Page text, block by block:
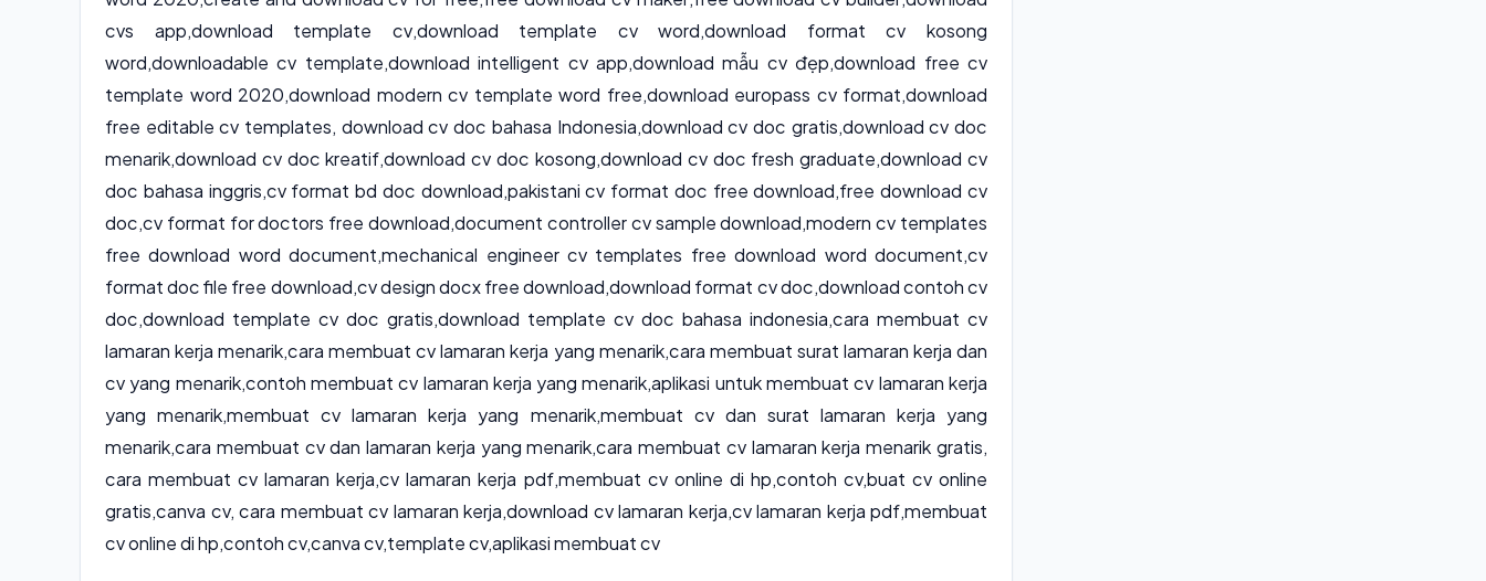
cvs app,download template cv,download template cv word,download format cv kosong
word,downloadable cv template,download intelligent cv app,download mẫu cv đẹp,download free cv
template word 2020,download modern cv template word free,download europass cv format,download
free editable cv templates, download cv doc bahasa Indonesia,download cv doc gratis,download cv doc
menarik,download cv doc kreatif,download cv doc kosong,download cv doc fresh graduate,download cv
doc bahasa inggris,cv format bd doc download,pakistani cv format doc free download,free download cv
doc,cv format for doctors free download,document controller cv sample download,modern cv templates
free download word document,mechanical engineer cv templates free download word document,cv
format doc file free download,cv design docx free download,download format cv doc,download contoh cv
doc,download template cv doc gratis,download template cv doc bahasa indonesia,cara membuat cv
lamaran kerja menarik,cara membuat cv lamaran kerja yang menarik,cara membuat surat lamaran kerja dan
cv yang menarik,contoh membuat cv lamaran kerja yang menarik,aplikasi untuk membuat cv lamaran kerja
yang menarik,membuat cv lamaran kerja yang menarik,membuat cv dan surat lamaran kerja yang
menarik,cara membuat cv dan lamaran kerja yang menarik,cara membuat cv lamaran kerja menarik gratis,
cara membuat cv lamaran kerja,cv lamaran kerja pdf,membuat cv online di hp,contoh cv,buat cv online
gratis,canva cv, cara membuat cv lamaran kerja,download cv lamaran kerja,cv lamaran kerja pdf,membuat
cv online di hp,contoh cv,canva cv,template cv,aplikasi membuat cv